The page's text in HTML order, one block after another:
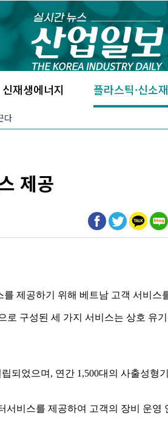
신재생에너지 플라스틱·신소재
다
제공